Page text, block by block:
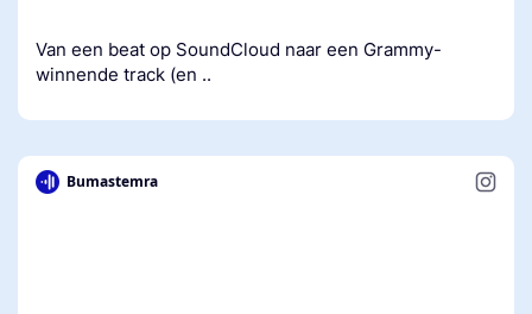
Van een beat op SoundCloud naar een Grammy-
winnende track (en ..
Bumastemra